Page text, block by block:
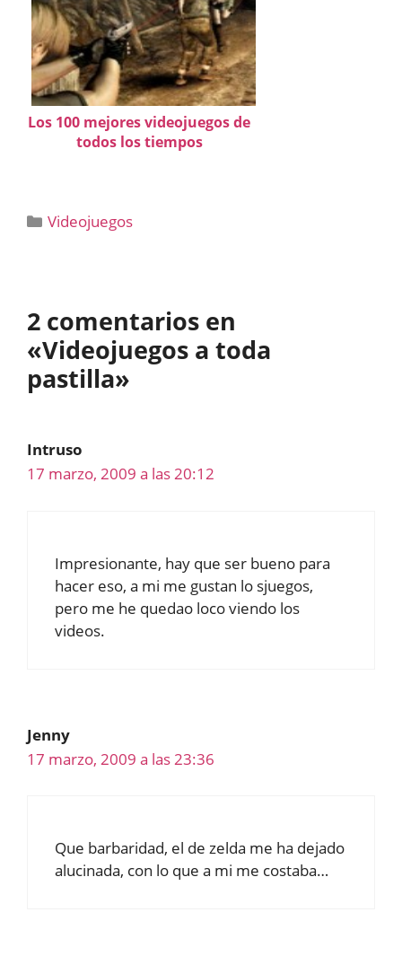
Los 100 mejores videojuegos de
todos los tiempos
Categorías
Videojuegos
2 comentarios en
«Videojuegos a toda
pastilla»
Intruso
17 marzo, 2009 a las 20:12
Impresionante, hay que ser bueno para
hacer eso, a mi me gustan lo sjuegos,
pero me he quedao loco viendo los
videos.
Jenny
17 marzo, 2009 a las 23:36
Que barbaridad, el de zelda me ha dejado
alucinada, con lo que a mi me costaba…